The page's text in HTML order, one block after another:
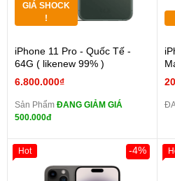
GIÁ SHOCK
!
iPhone 11 Pro - Quốc Tế -
64G ( likenew 99% )
6.800.000₫
Sản Phẩm ĐANG GIẢM GIÁ
500.000đ
-4%
Hot